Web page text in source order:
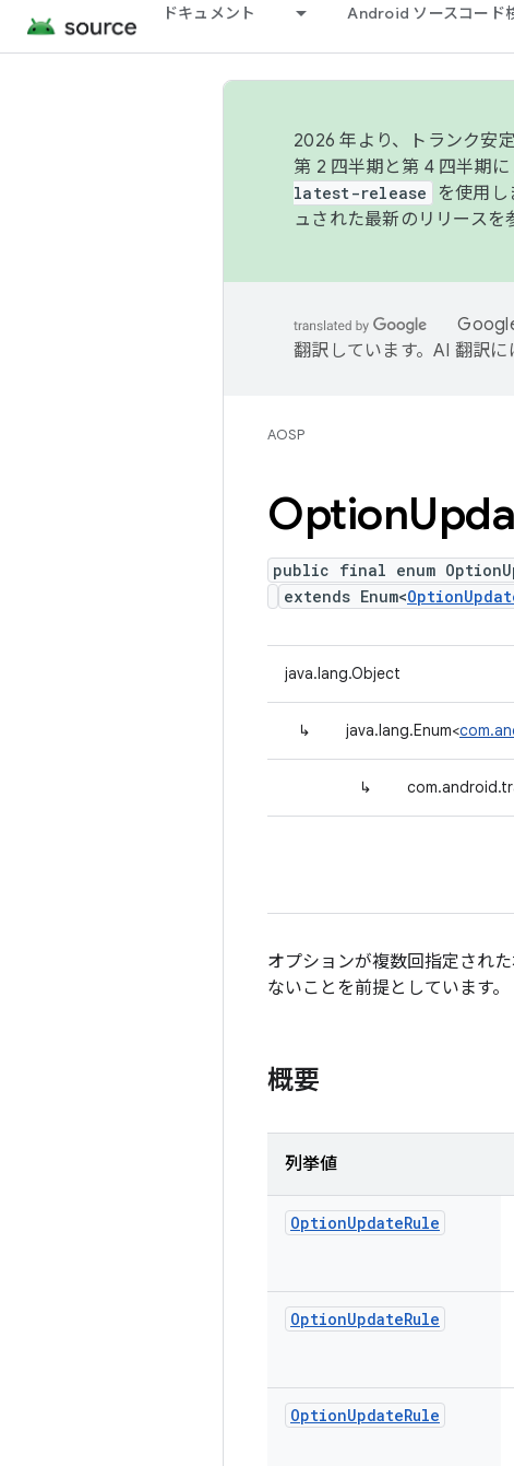
ドキュメント Android ソースコード
2026 年より、トランク安
第 2 四半期と第 4 四半期
latest-release を使用し
ュされた最新のリリースを
翻訳しています。AI 翻訳に
AOSP
Option
public final enum
extends Enum<
java.lang.Object
↳ java.lang.Enum<
↳
オプションが複数回指定され
ないことを前提としています。
概要
列挙値
OptionUpdateRule
OptionUpdateRule
OptionUpdateRule